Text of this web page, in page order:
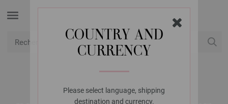
COUNTRY AND
CURRENCY
Please select language, shipping
destination and currency.
LANA GROSSA